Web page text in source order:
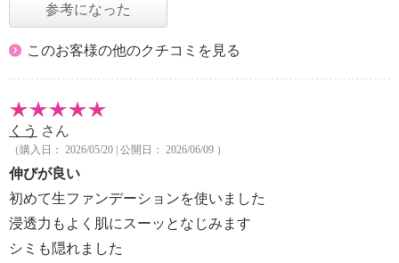
参考になった
このお客様の他のクチコミを見る
くう さん
（購入日： 2026/05/20 | 公開日： 2026/06/09 ）
伸びが良い
初めて生ファンデーションを使いました
浸透力もよく肌にスーッとなじみます
シミも隠れました